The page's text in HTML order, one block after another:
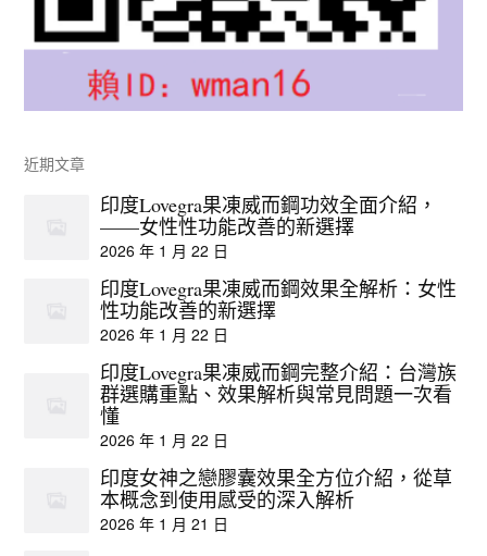
近期文章
印度Lovegra果凍威而鋼功效全面介紹，
——女性性功能改善的新選擇
2026 年 1 月 22 日
印度Lovegra果凍威而鋼效果全解析：女性
性功能改善的新選擇
2026 年 1 月 22 日
印度Lovegra果凍威而鋼完整介紹：台灣族
群選購重點、效果解析與常見問題一次看
懂
2026 年 1 月 22 日
印度女神之戀膠囊效果全方位介紹，從草
本概念到使用感受的深入解析
2026 年 1 月 21 日